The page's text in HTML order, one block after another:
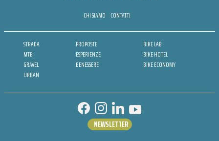
CHI SIAMO CONTATTI
STRADA
MTB
GRAVEL
URBAN
PROPOSTE
ESPERIENZE
BENESSERE
BIKE LAB
BIKE HOTEL
BIKE ECONOMY
NEWSLETTER